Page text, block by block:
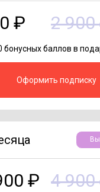
4
₽
бонусных баллов в
2
₽
Оформить подписку